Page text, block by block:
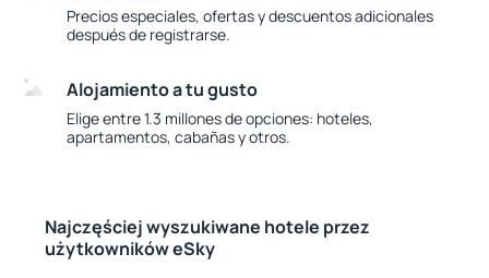
Precios especiales, ofertas y descuentos adicionales
después de registrarse.
Alojamiento a tu gusto
Elige entre 1.3 millones de opciones: hoteles,
apartamentos, cabañas y otros.
Najczęściej wyszukiwane hotele przez
użytkowników eSky